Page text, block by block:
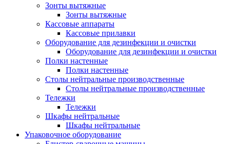
Зонты вытяжные
Зонты вытяжные
Кассовые аппараты
Кассовые прилавки
Оборудование для дезинфекции и очистки
Оборудование для дезинфекции и очистки
Полки настенные
Полки настенные
Столы нейтральные производственные
Столы нейтральные производственные
Тележки
Тележки
Шкафы нейтральные
Шкафы нейтральные
Упаковочное оборудование